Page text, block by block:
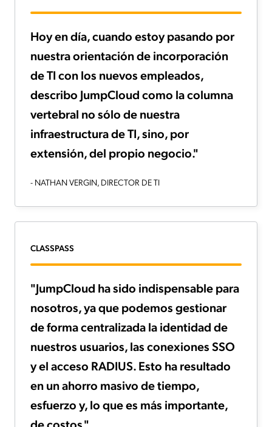
Hoy en día, cuando estoy pasando por
nuestra orientación de incorporación
de TI con los nuevos empleados,
describo JumpCloud como la columna
vertebral no sólo de nuestra
infraestructura de TI, sino, por
extensión, del propio negocio."
- NATHAN VERGIN, DIRECTOR DE TI
CLASSPASS
"JumpCloud ha sido indispensable para
nosotros, ya que podemos gestionar
de forma centralizada la identidad de
nuestros usuarios, las conexiones SSO
y el acceso RADIUS. Esto ha resultado
en un ahorro masivo de tiempo,
esfuerzo y, lo que es más importante,